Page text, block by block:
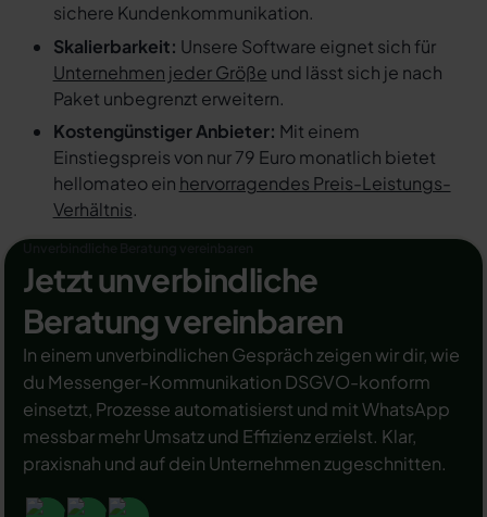
sichere Kundenkommunikation.
Skalierbarkeit: Unsere Software eignet sich für
Unternehmen jeder Größe und lässt sich je nach
Paket unbegrenzt erweitern.
Kostengünstiger Anbieter: Mit einem
Einstiegspreis von nur 79 Euro monatlich bietet
hellomateo ein hervorragendes Preis-Leistungs-
Verhältnis.
Jetzt unverbindliche
Beratung vereinbaren
In einem unverbindlichen Gespräch zeigen wir dir, wie
du Messenger-Kommunikation DSGVO-konform
einsetzt, Prozesse automatisierst und mit WhatsApp
messbar mehr Umsatz und Effizienz erzielst. Klar,
praxisnah und auf dein Unternehmen zugeschnitten.